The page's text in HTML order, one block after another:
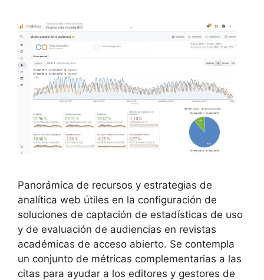
Panorámica de recursos y estrategias de
analítica web útiles en la configuración de
soluciones de captación de estadísticas de uso
y de evaluación de audiencias en revistas
académicas de acceso abierto. Se contempla
un conjunto de métricas complementarias a las
citas para ayudar a los editores y gestores de